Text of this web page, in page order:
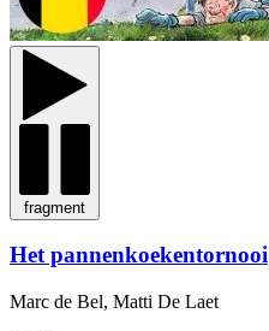
fragment
Het pannenkoekentornooi
Marc de Bel, Matti De Laet